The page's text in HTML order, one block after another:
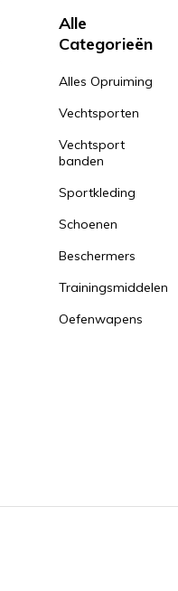
Alle
Categorieën
Alles Opruiming
Vechtsporten
Vechtsport
banden
Sportkleding
Schoenen
Beschermers
Trainingsmiddelen
Oefenwapens